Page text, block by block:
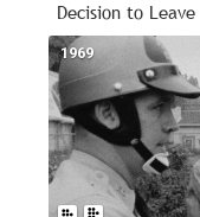
Decision to Leave
1969